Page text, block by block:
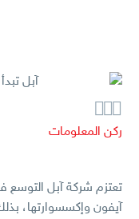

ركن المعلومات
تعتزم شركة آبل التوسع
آيفون وإكسسوارتها،